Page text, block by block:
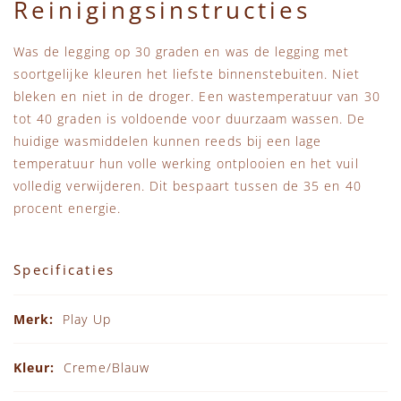
Reinigingsinstructies
Was de legging op 30 graden en was de legging met
soortgelijke kleuren het liefste binnenstebuiten. Niet
bleken en niet in de droger. Een wastemperatuur van 30
tot 40 graden is voldoende voor duurzaam wassen. De
huidige wasmiddelen kunnen reeds bij een lage
temperatuur hun volle werking ontplooien en het vuil
volledig verwijderen. Dit bespaart tussen de 35 en 40
procent energie.
Specificaties
Play Up
Creme/Blauw